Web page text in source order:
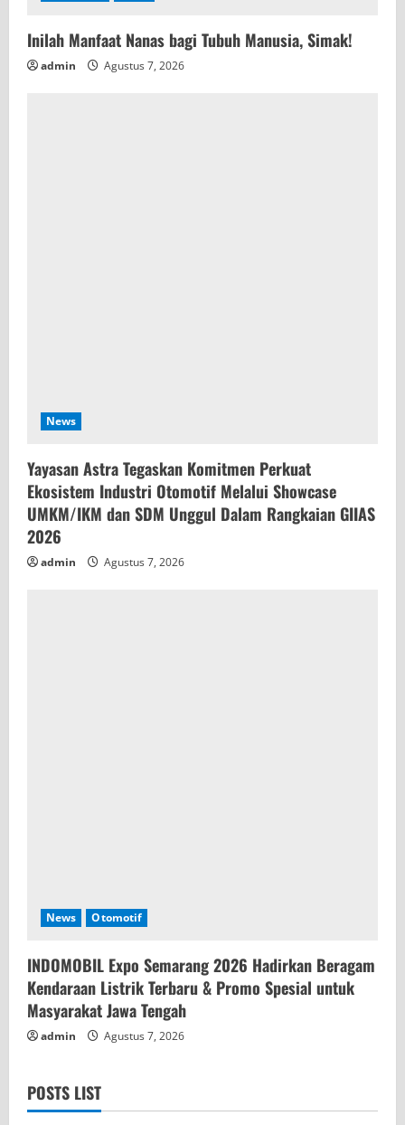
Inilah Manfaat Nanas bagi Tubuh Manusia, Simak!
admin Agustus 7, 2026
News
Yayasan Astra Tegaskan Komitmen Perkuat
Ekosistem Industri Otomotif Melalui Showcase
UMKM/IKM dan SDM Unggul Dalam Rangkaian GIIAS
2026
admin Agustus 7, 2026
News Otomotif
INDOMOBIL Expo Semarang 2026 Hadirkan Beragam
Kendaraan Listrik Terbaru & Promo Spesial untuk
Masyarakat Jawa Tengah
admin Agustus 7, 2026
POSTS LIST